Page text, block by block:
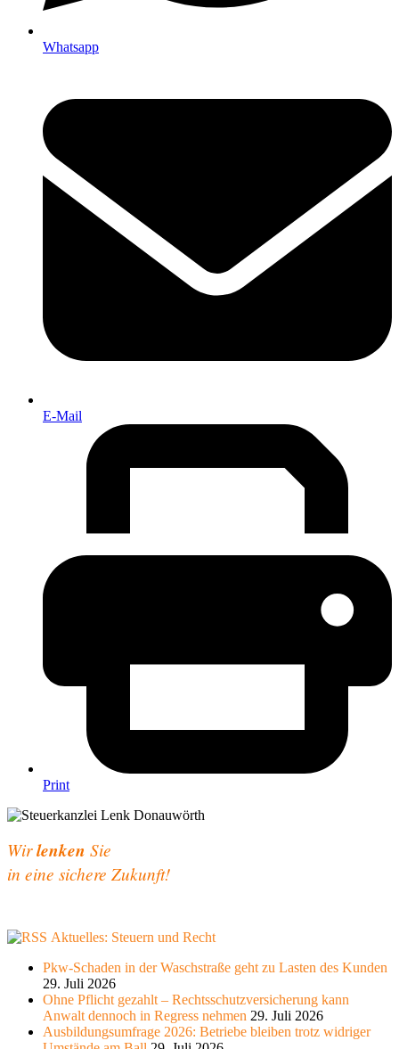
Whatsapp
E-Mail
Print
Wirlenken Sie
in eine sichere Zukunft!
Aktuelles: Steuern und Recht
Pkw-Schaden in der Waschstraße geht zu Lasten des Kunden
29. Juli 2026
Ohne Pflicht gezahlt – Rechtsschutzversicherung kann
Anwalt dennoch in Regress nehmen 29. Juli 2026
Ausbildungsumfrage 2026: Betriebe bleiben trotz widriger